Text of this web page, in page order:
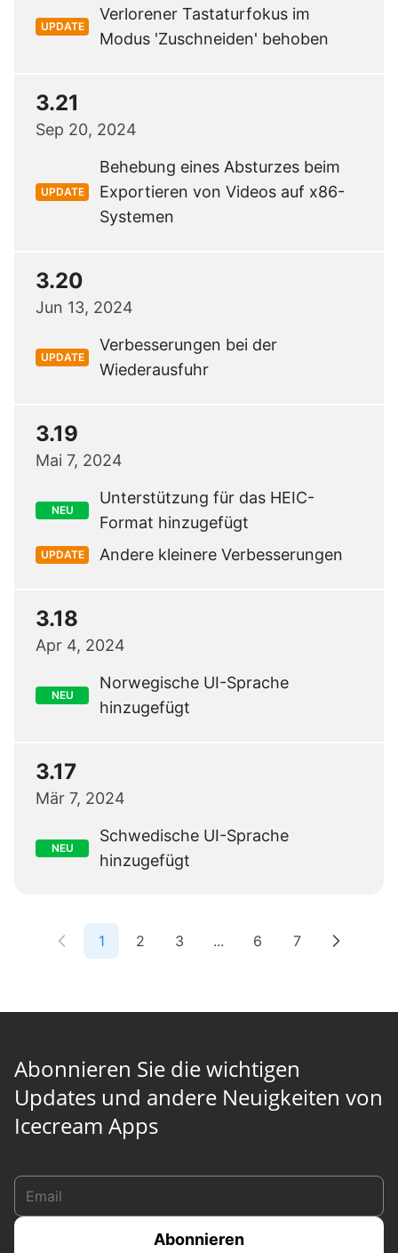
UPDATE
Verlorener Tastaturfokus im
Modus 'Zuschneiden' behoben
3.21
Sep 20, 2024
UPDATE
Behebung eines Absturzes beim
Exportieren von Videos auf x86-
Systemen
3.20
Jun 13, 2024
UPDATE
Verbesserungen bei der
Wiederausfuhr
3.19
Mai 7, 2024
NEU
Unterstützung für das HEIC-
Format hinzugefügt
UPDATE Andere kleinere Verbesserungen
3.18
Apr 4, 2024
NEU
Norwegische UI-Sprache
hinzugefügt
3.17
Mär 7, 2024
NEU
Schwedische UI-Sprache
hinzugefügt
1 2 3 ... 6 7
Abonnieren Sie die wichtigen
Updates und andere Neuigkeiten von
Icecream Apps